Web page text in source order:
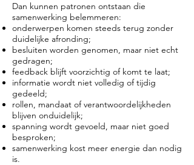
Dan kunnen patronen ontstaan die
samenwerking belemmeren:
onderwerpen komen steeds terug zonder
duidelijke afronding;
besluiten worden genomen, maar niet echt
gedragen;
feedback blijft voorzichtig of komt te laat;
informatie wordt niet volledig of tijdig
gedeeld;
rollen, mandaat of verantwoordelijkheden
blijven onduidelijk;
spanning wordt gevoeld, maar niet goed
besproken;
samenwerking kost meer energie dan nodig
is.